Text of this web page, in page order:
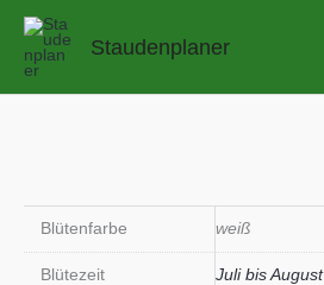
Zum
springen
Staudenplaner
Blütenfarbe weiß
Blütezeit Juli bis August